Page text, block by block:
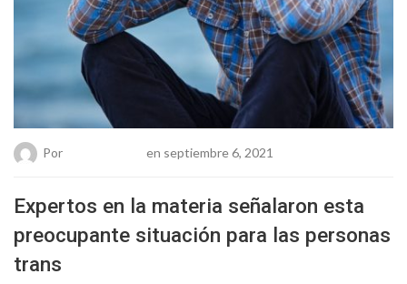
Por en septiembre 6, 2021
Expertos en la materia señalaron esta
preocupante situación para las personas
trans